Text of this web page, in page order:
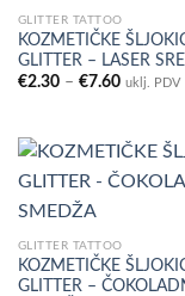
GLITTER TATTOO
KOZMETIČKE
GLITTER – LASER
€2.30 – €7.60Raspon
do
€7.60
uklj. PDV
GLITTER TATTOO
KOZMETIČKE
GLITTER –